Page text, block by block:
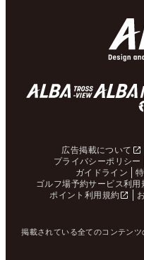
広告掲載について
プライバシーポリシー
ガイドライン
ゴルフ場予約サービス利用
ポイント利用規約
掲載されている全てのコンテン